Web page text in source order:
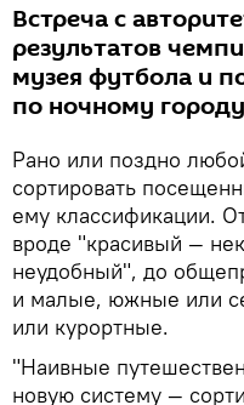
Встреча с
результатов
музея футбола и
по ночному городу
Рано или поздно
сортировать
ему классификации.
вроде "красивый —
неудобный", до
и малые, южные или
или курортные.
"Наивные
новую систему —